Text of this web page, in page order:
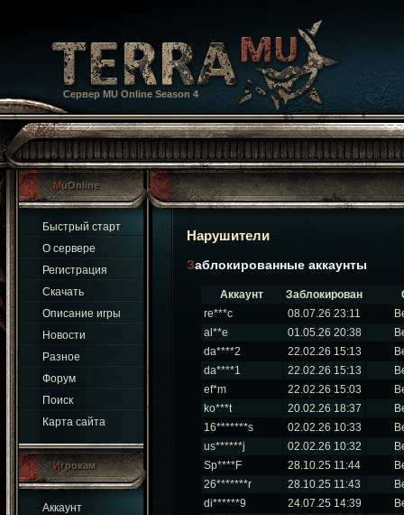
Сервер MU Online Season 4
MuOnline
Быстрый старт
О сервере
Регистрация
Скачать
Описание игры
Новости
Разное
Форум
Поиск
Карта сайта
Игрокам
Аккаунт
Нарушители
Заблокированные аккаунты
Аккаунт Заблокирован
re***c
08.07.26 23:11
al**e
01.05.26 20:38
da****2
22.02.26 15:13
da****1
22.02.26 15:13
ef*m
22.02.26 15:03
ko***t
20.02.26 18:37
16*******s
02.02.26 10:33
us******j
02.02.26 10:32
Sp****F
28.10.25 11:44
26*******r
28.10.25 11:43
di******9
24.07.25 14:39